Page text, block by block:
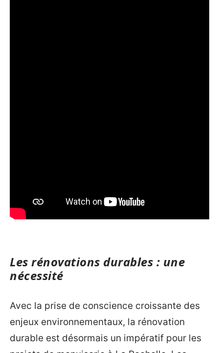
Les rénovations durables : une
nécessité
Avec la prise de conscience croissante des
enjeux environnementaux, la rénovation
durable est désormais un impératif pour les